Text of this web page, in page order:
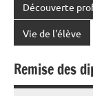
Découverte
Vie de l'élève
Remise des